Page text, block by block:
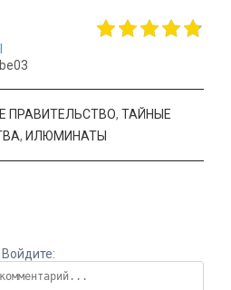
ПРАВИТЕЛЬСТВО, ТАЙНЫЕ
, ИЛЮМИНАТЫ
Войдите: